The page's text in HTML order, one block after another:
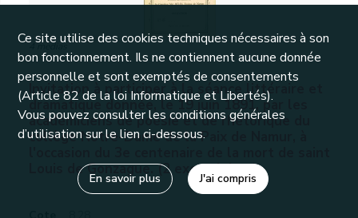
4 medias
Invitation à participer à la séance littéraire et
dramatique donnée, le 19 juin 1891, par les
académiciens de poésie et de rhétorique du
collège Notre-Dame de la Paix de Namur, à
Louis de Gonzague. (2 exemplaires).
Ce site utilise des cookies techniques nécessaires à son
bon fonctionnement. Ils ne contiennent aucune donnée
personnelle et sont exemptés de consentements
(Article 82 de la loi Informatique et Libertés).
Vous pouvez consulter les conditions générales
d’utilisation sur le lien ci-dessous.
En savoir plus J'ai compris